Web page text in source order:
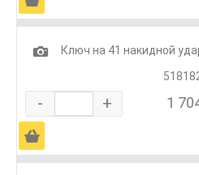
1
Ключ на 41 накидной
- + 1
Ä